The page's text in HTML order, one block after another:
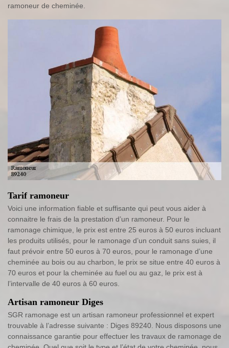
ramoneur de cheminée.
Tarif ramoneur
Voici une information fiable et suffisante qui peut vous aider à
connaitre le frais de la prestation d’un ramoneur. Pour le
ramonage chimique, le prix est entre 25 euros à 50 euros incluant
les produits utilisés, pour le ramonage d’un conduit sans suies, il
faut prévoir entre 50 euros à 70 euros, pour le ramonage d’une
cheminée au bois ou au charbon, le prix se situe entre 40 euros à
70 euros et pour la cheminée au fuel ou au gaz, le prix est à
l’intervalle de 40 euros à 60 euros.
Artisan ramoneur Diges
SGR ramonage est un artisan ramoneur professionnel et expert
trouvable à l’adresse suivante : Diges 89240. Nous disposons une
connaissance garantie pour effectuer les travaux de ramonage de